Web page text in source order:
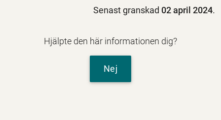
Senast granskad 02 april 2024.
Hjälpte den här informationen dig?
Nej